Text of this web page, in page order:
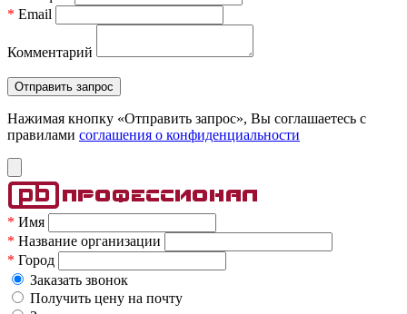
* Email
Комментарий
Нажимая кнопку «Отправить запрос», Вы соглашаетесь c
правилами соглашения о конфиденциальности
* Имя
* Название организации
* Город
Заказать звонок
Получить цену на почту